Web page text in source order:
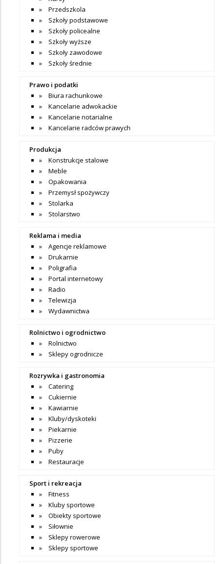
Przedszkola
Szkoły podstawowe
Szkoły policealne
Szkoły wyższe
Szkoły zawodowe
Szkoły średnie
Prawo i podatki
Biura rachunkowe
Kancelarie adwokackie
Kancelarie notarialne
Kancelarie radców prawych
Produkcja
Konstrukcje stalowe
Meble
Opakowania
Przemysł spożywczy
Stolarka
Stolarstwo
Reklama i media
Agencje reklamowe
Drukarnie
Poligrafia
Portal internetowy
Radio
Telewizja
Wydawnictwa
Rolnictwo i ogrodnictwo
Rolnictwo
Sklepy ogrodnicze
Rozrywka i gastronomia
Catering
Cukiernie
Kawiarnie
Kluby/dyskoteki
Piekarnie
Pizzerie
Puby
Restauracje
Sport i rekreacja
Fitness
Kluby sportowe
Obiekty sportowe
Siłownie
Sklepy rowerowe
Sklepy sportowe